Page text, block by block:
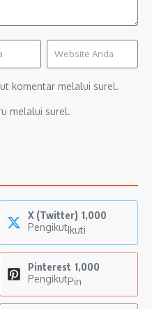
komentar melalui surel.
melalui surel.
X (Twitter) 1,000
PengikutIkuti
Pinterest 1,000
PengikutPin